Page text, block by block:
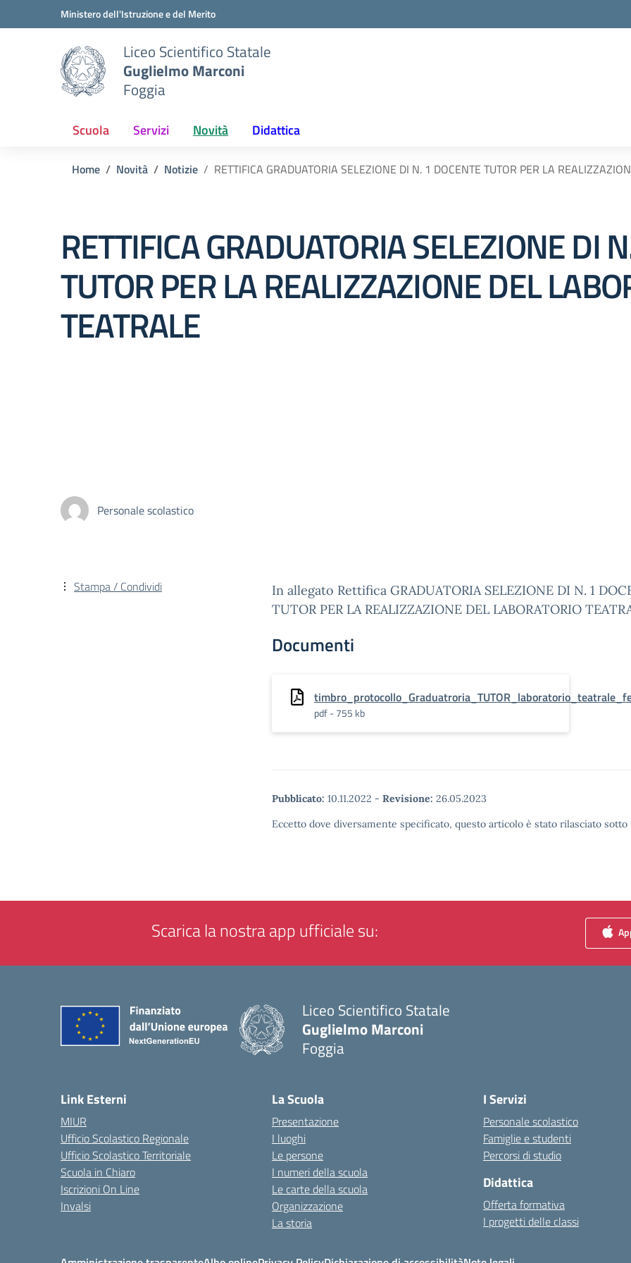
Vai ai contenuti
Vai al menu di navigazioneMinistero dell'Istruzione e del Merito
Liceo Scientifico Statale
Guglielmo Marconi
Foggia
Scuola Servizi Novità Didattica
Home Novità Notizie RETTIFICA GRADUATORIA SELEZIONE DI N. 1 DOCENTE TUTOR PER LA
RETTIFICA GRADUATORIA SELEZIONE DI
TUTOR PER LA REALIZZAZIONE DEL
TEATRALE
Personale scolastico
In allegato Rettifica GRADUATORIA SELEZIONE DI N. 1
TUTOR PER LA REALIZZAZIONE DEL LABORATORIO
Documenti
pdf - 755 kb
Pubblicato: 10.11.2022 - Revisione: 26.05.2023
Eccetto dove diversamente specificato, questo articolo è stato rilasciato
Stampa / Condividi
Scarica la nostra app ufficiale su:
Liceo Scientifico Statale
Guglielmo Marconi
Foggia
Link Esterni
MIUR
Ufficio Scolastico Regionale
Ufficio Scolastico Territoriale
Scuola in Chiaro
Iscrizioni On Line
Invalsi
La Scuola
Presentazione
I luoghi
Le persone
I numeri della scuola
Le carte della scuola
Organizzazione
La storia
I Servizi
Personale scolastico
Famiglie e studenti
Percorsi di studio
Didattica
Offerta formativa
I progetti delle classi